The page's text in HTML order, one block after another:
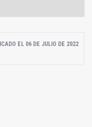
EL 06 DE JULIO DE 2022